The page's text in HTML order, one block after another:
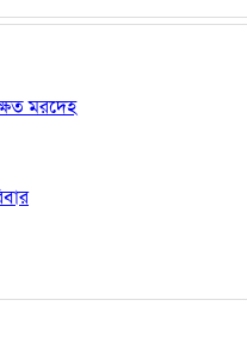
মরদেহ